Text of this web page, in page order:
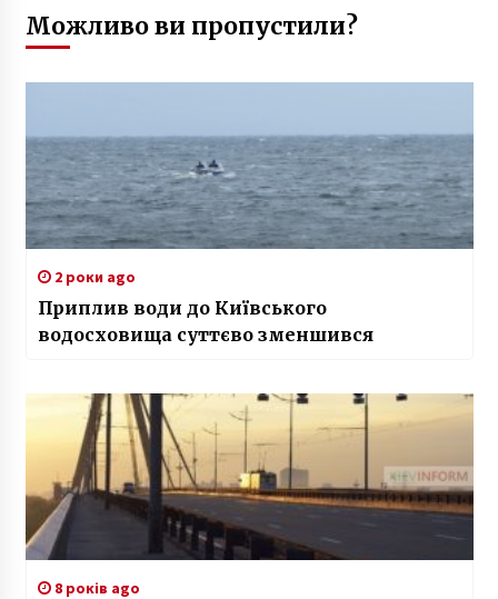
Можливо ви пропустили?
2 роки ago
Приплив води до Київського
водосховища суттєво зменшився
8 років ago